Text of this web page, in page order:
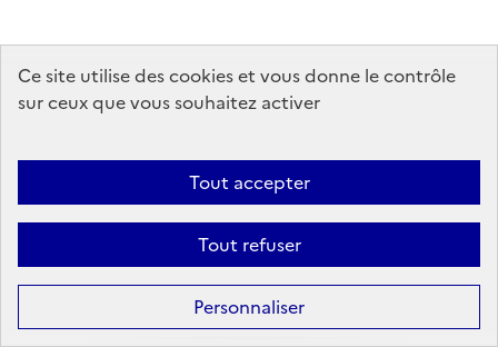
Ce site utilise des cookies et vous donne le contrôle
sur ceux que vous souhaitez activer
Tout accepter
Tout refuser
Personnaliser
Mentions légales Données personnelles Plan du site
Contact
Accessibilité : partiellement conforme
Sauf mention explicite de propriété intellectuelle détenue par des tiers,
les contenus de ce site sont proposés souslicence etalab-2.0